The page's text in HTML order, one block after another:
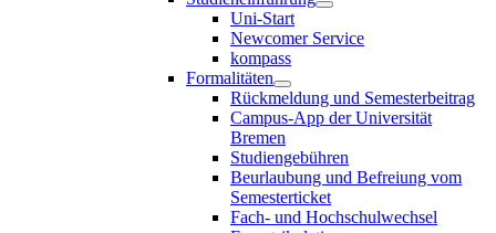
Uni-Start
Newcomer Service
kompass
Formalitäten
Rückmeldung und Semesterbeitrag
Campus-App der Universität
Bremen
Studiengebühren
Beurlaubung und Befreiung vom
Semesterticket
Fach- und Hochschulwechsel